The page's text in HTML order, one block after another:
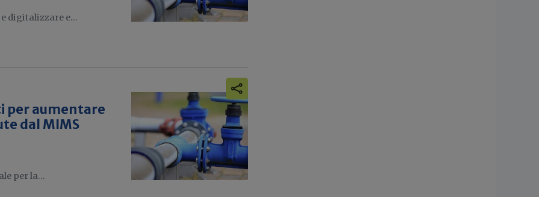
digitalizzare e...
per aumentare
dal MIMS
per la...